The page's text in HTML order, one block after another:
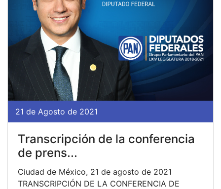
21 de Agosto de 2021
Transcripción de la conferencia
de prens...
Ciudad de México, 21 de agosto de 2021
TRANSCRIPCIÓN DE LA CONFERENCIA DE